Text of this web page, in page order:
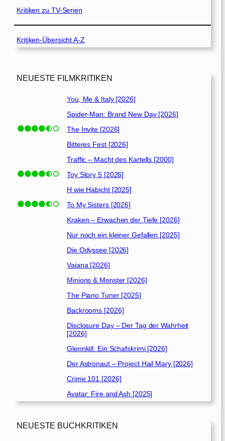
h
[
2
2
Kritiken zu TV-Serien
Kritiken-Übersicht A-Z
NEUESTE FILMKRITIKEN
You, Me & Italy [2026]
Spider-Man: Brand New Day [2026]
The Invite [2026]
Bitteres Fest [2026]
Traffic – Macht des Kartells [2000]
Toy Story 5 [2026]
H wie Habicht [2025]
To My Sisters [2026]
Kraken – Erwachen der Tiefe [2026]
Nur noch ein kleiner Gefallen [2025]
Die Odyssee [2026]
Vaiana [2026]
Minions & Monster [2026]
The Piano Tuner [2025]
Backrooms [2026]
Disclosure Day – Der Tag der Wahrheit
[2026]
Glennkill: Ein Schafskrimi [2026]
Der Astronaut – Project Hail Mary [2026]
Crime 101 [2026]
Avatar: Fire and Ash [2025]
NEUESTE BUCHKRITIKEN